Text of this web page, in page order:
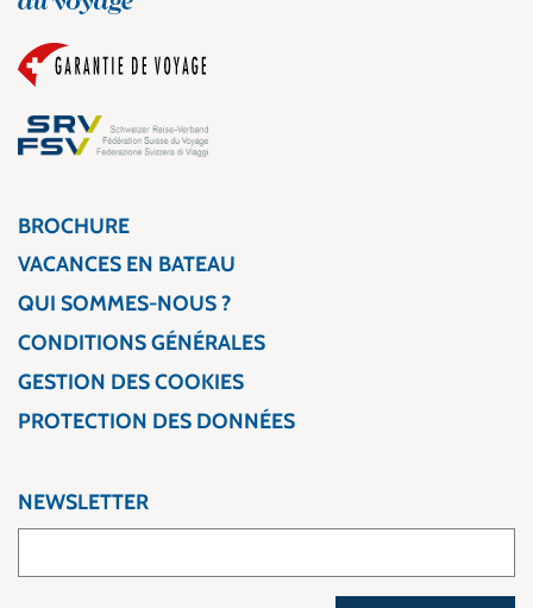
BROCHURE
VACANCES EN BATEAU
QUI SOMMES-NOUS ?
CONDITIONS GÉNÉRALES
GESTION DES COOKIES
PROTECTION DES DONNÉES
NEWSLETTER